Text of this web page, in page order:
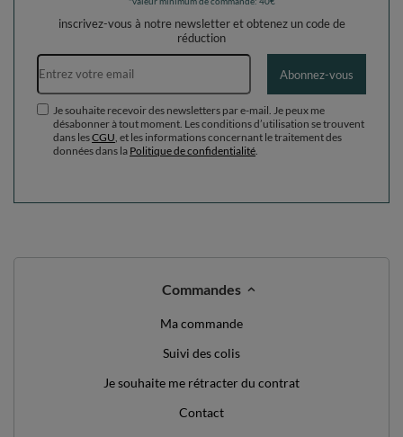
inscrivez-vous à notre newsletter et obtenez un code de
réduction
Adresse e-mail
Abonnez-vous
Je souhaite recevoir des newsletters par e-mail. Je peux me
désabonner à tout moment. Les conditions d’utilisation se trouvent
dans lesCGU , et les informations concernant le traitement des
données dans la Politique de confidentialité
Commandes
Ma commande
Suivi des colis
Je souhaite me rétracter du contrat
Contact